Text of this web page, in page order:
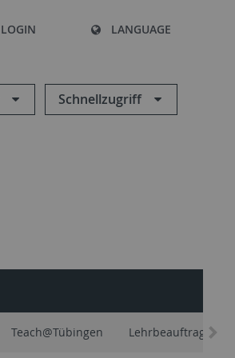
LOGIN LANGUAGE
Schnellzugriff
Teach@Tübingen Lehrbeauftragte